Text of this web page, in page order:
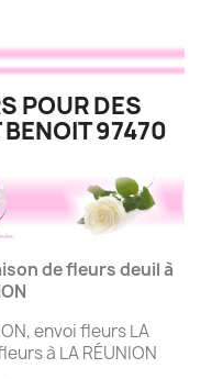
POUR DES
BENOIT 97470
de fleurs deuil à
envoi fleurs LA
à LA RÉUNION